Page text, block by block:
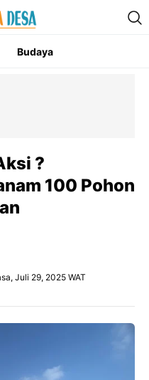
Budaya
?
100 Pohon
Juli 29, 2025 WAT